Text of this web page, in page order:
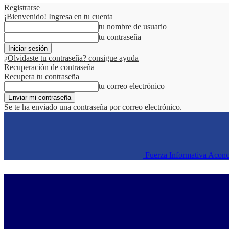
Registrarse
¡Bienvenido! Ingresa en tu cuenta
tu nombre de usuario
tu contraseña
¿Olvidaste tu contraseña? consigue ayuda
Recuperación de contraseña
Recupera tu contraseña
tu correo electrónico
Se te ha enviado una contraseña por correo electrónico.
Fuerza Informativa